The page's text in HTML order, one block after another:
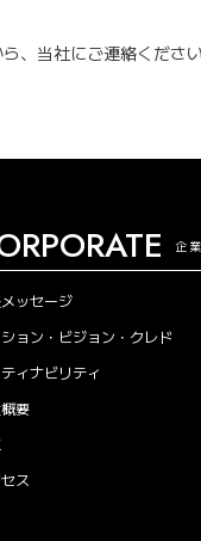
、当社にご連絡ください
企
ッセージ
ョン・ビジョン・クレド
ィナビリティ
要
ス